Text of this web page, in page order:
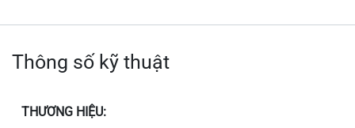
Thông số kỹ thuật
THƯƠNG HIỆU: